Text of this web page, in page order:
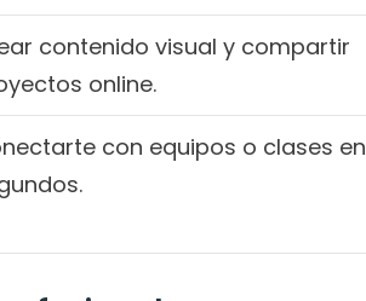
contenido visual y compartir
online.
con equipos o clases en